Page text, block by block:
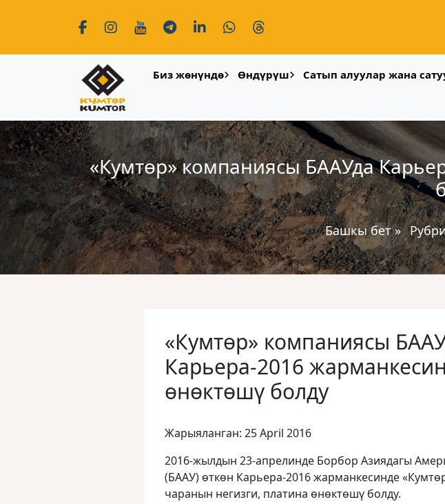
Биз жөнүндө Өндүрүш Сатып алуулар жана
«Кумтɵр» компаниясы БААУда
Башкы бет»
«Кумтɵр» компаниясы
Карьера-2016
ɵнɵктɵшү болду
Жарыяланган: 25 April 2016
2016-жылдын 23-апрелинде Борбор Азиядагы
(БААУ) өткөн Карьера-2016 жарманкесинде
чаранын негизги, платина ɵнɵктɵшү болду.